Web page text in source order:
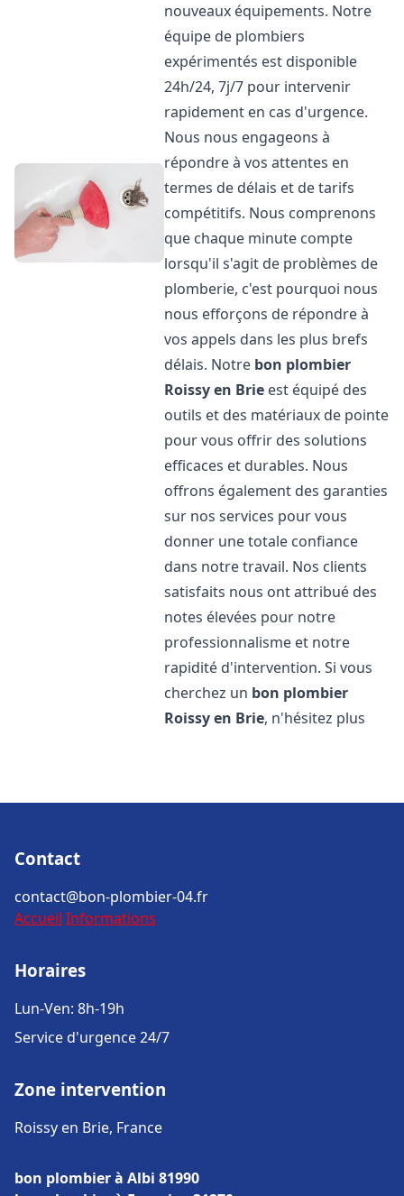
nouveaux équipements. Notre
équipe de plombiers
expérimentés est disponible
24h/24, 7j/7 pour intervenir
rapidement en cas d'urgence.
Nous nous engageons à
répondre à vos attentes en
termes de délais et de tarifs
compétitifs. Nous comprenons
que chaque minute compte
lorsqu'il s'agit de problèmes de
plomberie, c'est pourquoi nous
nous efforçons de répondre à
vos appels dans les plus brefs
délais. Notre bon plombier
Roissy en Brie est équipé des
outils et des matériaux de pointe
pour vous offrir des solutions
efficaces et durables. Nous
offrons également des garanties
sur nos services pour vous
donner une totale confiance
dans notre travail. Nos clients
satisfaits nous ont attribué des
notes élevées pour notre
professionnalisme et notre
rapidité d'intervention. Si vous
cherchez un bon plombier
Roissy en Brie, n'hésitez plus
Contact
contact@bon-plombier-04.fr
Accueil Informations
Horaires
Lun-Ven: 8h-19h
Service d'urgence 24/7
Zone intervention
Roissy en Brie, France
bon plombier à Albi 81990